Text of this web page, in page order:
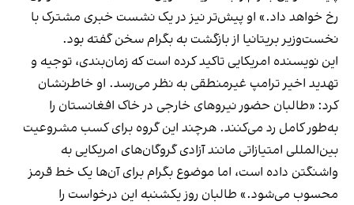
رخ خواهد داد.» او پیش‌تر نیز در یک نشست خبری مشترک با
نخست‌وزیر بریتانیا از بازگشت به بگرام سخن گفته بود.
این نویسنده امریکایی تاکید کرده است که زمان‌بندی، توجیه و
تهدید اخیر ترامپ غیرمنطقی به نظر می‌رسد. او خاطرنشان
کرد: «طالبان حضور نیروهای خارجی در خاک افغانستان را
به‌طور کامل رد می‌کنند. هرچند این گروه برای کسب مشروعیت
بین‌المللی امتیازاتی مانند آزادی گروگان‌های امریکایی به
واشنگتن داده است، اما موضوع بگرام برای آن‌ها یک خط قرمز
محسوب می‌شود.» طالبان روز یکشنبه این درخواست را